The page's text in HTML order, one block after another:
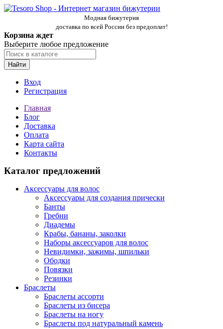
Модная бижутерия
доставка по всей России без предоплат!
Корзина ждет
Выберите любое предложение
Найти
Вход
Регистрация
Главная
Блог
Доставка
Оплата
Карта сайта
Контакты
Каталог предложений
Аксессуары для волос
Аксессуары для создания прически
Банты
Гребни
Диадемы
Крабы, бананы, заколки
Наборы аксессуаров для волос
Невидимки, зажимы, шпильки
Ободки
Повязки
Резинки
Браслеты
Браслеты ассорти
Браслеты из бисера
Браслеты на ногу
Браслеты под натуральный камень